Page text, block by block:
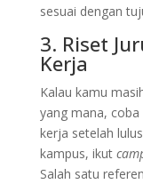
sesuai dengan
3. Riset
Kerja
Kalau kamu
yang mana, coba
kerja setelah
kampus, ikut
Salah satu